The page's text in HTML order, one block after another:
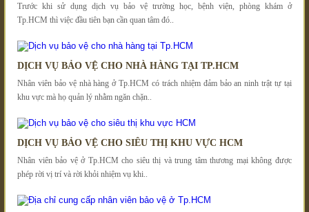
Trước khi sử dụng dịch vụ bảo vệ trường học, bệnh viện, phòng khám ở
Tp.HCM thì việc đầu tiên bạn cần quan tâm đó..
DỊCH VỤ BẢO VỆ CHO NHÀ HÀNG TẠI TP.HCM
Nhân viên bảo vệ nhà hàng ở Tp.HCM có trách nhiệm đảm bảo an ninh trật tự tại
khu vực mà họ quản lý nhằm ngăn chặn..
DỊCH VỤ BẢO VỆ CHO SIÊU THỊ KHU VỰC HCM
Nhân viên bảo vệ ở Tp.HCM cho siêu thị và trung tâm thương mại không được
phép rời vị trí và rời khỏi nhiệm vụ khi..